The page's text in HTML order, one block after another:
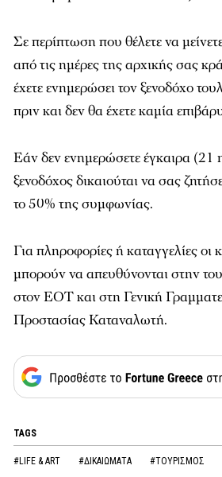
Σε περίπτωση που θέλετε να
από τις ημέρες της αρχικής σας
έχετε ενημερώσει τον ξενοδόχο
πριν και δεν θα έχετε καμία
Εάν δεν ενημερώσετε έγκαιρα (21
ξενοδόχος δικαιούται να σας
το 50% της συμφωνίας.
Για πληροφορίες ή καταγγελίες οι
μπορούν να απευθύνονται στην
στον ΕΟΤ και στη Γενική
Προστασίας Καταναλωτή.
TAGS
#LIFE & ART #ΔΙΚΑΙΩΜΑΤΑ #ΤΟΥΡΙΣΜΟΣ